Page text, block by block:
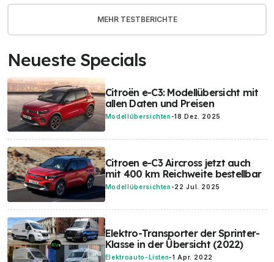
MEHR TESTBERICHTE
Neueste Specials
Citroën e-C3: Modellübersicht mit
allen Daten und Preisen
Modellübersichten -18 Dez. 2025
Citroen e-C3 Aircross jetzt auch
mit 400 km Reichweite bestellbar
Modellübersichten -22 Jul. 2025
Elektro-Transporter der Sprinter-
Klasse in der Übersicht (2022)
Elektroauto-Listen-1 Apr. 2022